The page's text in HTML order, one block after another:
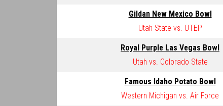
Gildan New Mexico Bowl
Utah State vs. UTEP
Royal Purple Las Vegas Bowl
Utah vs. Colorado State
Famous Idaho Potato Bowl
Western Michigan vs. Air Force